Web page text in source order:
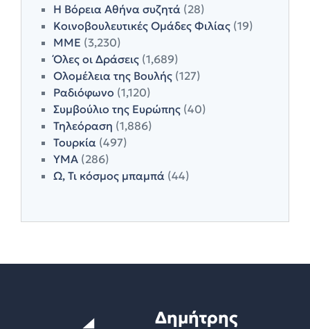
Η Βόρεια Αθήνα συζητά (28)
Κοινοβουλευτικές Ομάδες Φιλίας (19)
ΜΜΕ (3,230)
Όλες οι Δράσεις (1,689)
Ολομέλεια της Βουλής (127)
Ραδιόφωνο (1,120)
Συμβούλιο της Ευρώπης (40)
Τηλεόραση (1,886)
Τουρκία (497)
ΥΜΑ (286)
Ω, Τι κόσμος μπαμπά (44)
Δημήτρης